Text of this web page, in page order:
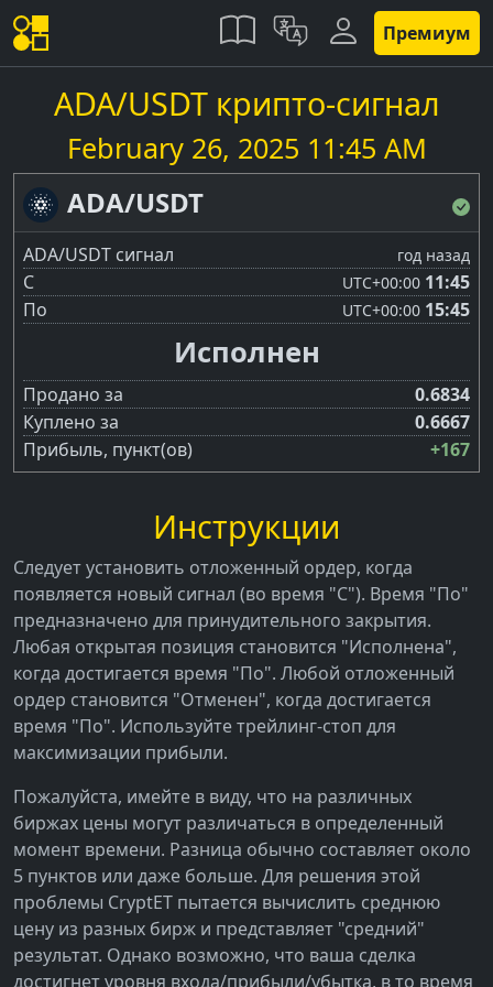
Премиум
ADA/USDT крипто-сигнал
February 26, 2025 11:45 AM
ADA/USDT
ADA/USDT сигнал год назад
С UTC+00:00 11:45
По
UTC+00:00 15:45
Исполнен
Продано за
0.6834
Куплено за
0.6667
Прибыль, пункт(ов)
+167
Инструкции
Следует установить отложенный ордер, когда
появляется новый сигнал (во время "С"). Время "По"
предназначено для принудительного закрытия.
Любая открытая позиция становится "Исполнена",
когда достигается время "По". Любой отложенный
ордер становится "Отменен", когда достигается
время "По". Используйте трейлинг-стоп для
максимизации прибыли.
Пожалуйста, имейте в виду, что на различных
биржах цены могут различаться в определенный
момент времени. Разница обычно составляет около
5 пунктов или даже больше. Для решения этой
проблемы CryptET пытается вычислить среднюю
цену из разных бирж и представляет "средний"
результат. Однако возможно, что ваша сделка
достигнет уровня входа/прибыли/убытка, в то время